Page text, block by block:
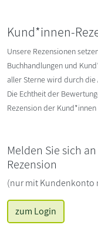
Kund*innen-
Unsere Rezensionen
Buchhandlungen und
aller Sterne wird durch die
Die Echtheit der
Rezension der
Melden Sie sich
Rezension
(nur mit Kundenkonto
zum Login